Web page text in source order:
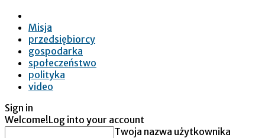
Misja
przedsiębiorcy
gospodarka
społeczeństwo
polityka
video
Sign in
Welcome!Log into your account
Twoja nazwa użytkownika